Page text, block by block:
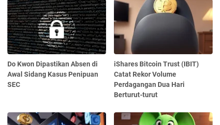
Do Kwon Dipastikan Absen di
Awal Sidang Kasus Penipuan
SEC
iShares Bitcoin Trust (IBIT)
Catat Rekor Volume
Perdagangan Dua Hari
Berturut-turut